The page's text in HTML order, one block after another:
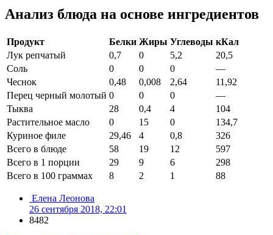
Анализ блюда на основе ингредиентов
Продукт Белки Жиры Углеводы кКал
Лук репчатый
0,7 0 5,2
20,5
Соль
0 0 0
—
Чеснок
0,48 0,008 2,64
11,92
Перец черный молотый 0 0 0
—
Тыква
28 0,4 4
104
Растительное масло
0 15 0
134,7
Куриное филе
29,46 4 0,8
326
Всего в блюде
58 19 12
597
Всего в 1 порции
29 9 6
298
Всего в 100 граммах
8 2 1 88
Елена Леонова
26 сентября 2018, 22:01
8482